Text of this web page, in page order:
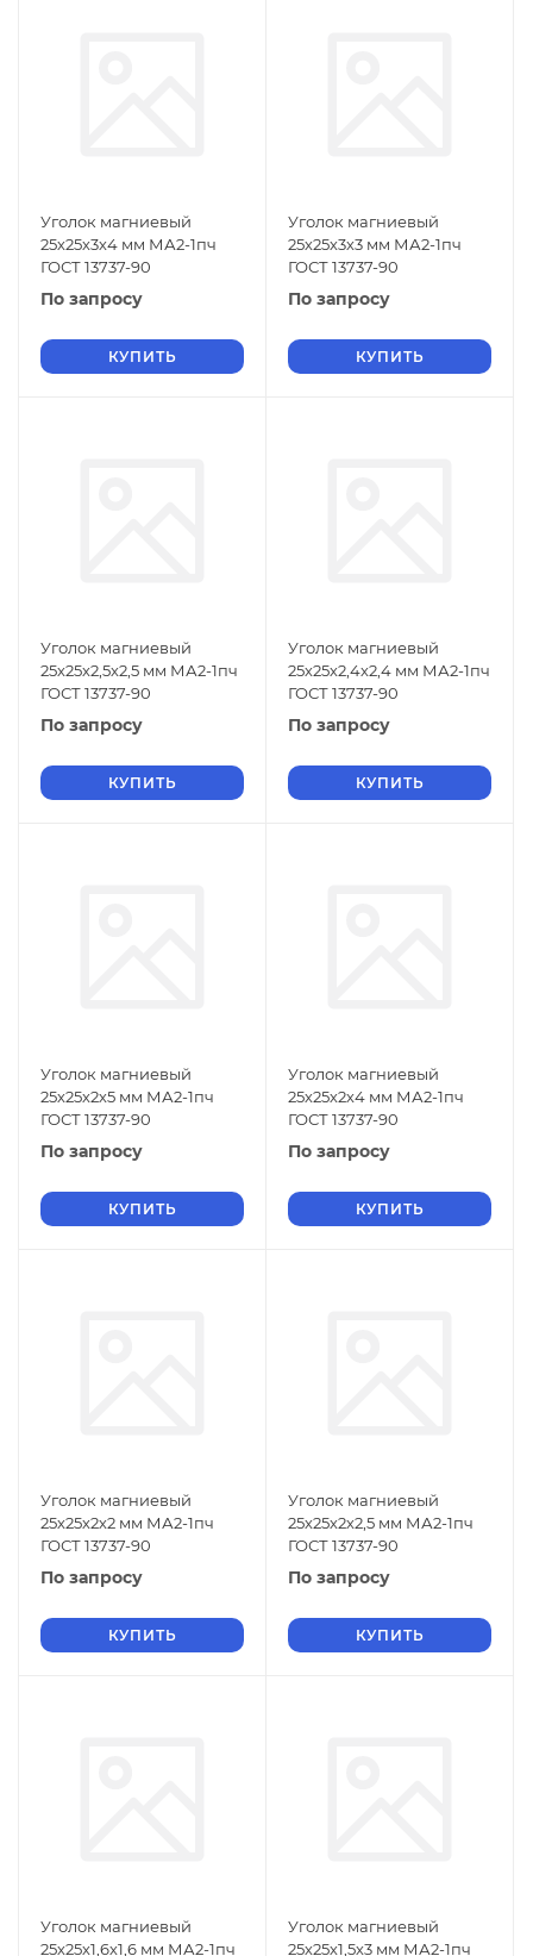
Уголок магниевый
25х25х3х4 мм МА2-1пч
ГОСТ 13737-90
По запросу
КУПИТЬ
Уголок магниевый
25х25х3х3 мм МА2-1пч
ГОСТ 13737-90
По запросу
КУПИТЬ
Уголок магниевый
25х25х2,5х2,5 мм МА2-1пч
ГОСТ 13737-90
По запросу
КУПИТЬ
Уголок магниевый
25х25х2,4х2,4 мм МА2-1пч
ГОСТ 13737-90
По запросу
КУПИТЬ
Уголок магниевый
25х25х2х5 мм МА2-1пч
ГОСТ 13737-90
По запросу
КУПИТЬ
Уголок магниевый
25х25х2х4 мм МА2-1пч
ГОСТ 13737-90
По запросу
КУПИТЬ
Уголок магниевый
25х25х2х2 мм МА2-1пч
ГОСТ 13737-90
По запросу
КУПИТЬ
Уголок магниевый
25х25х2х2,5 мм МА2-1пч
ГОСТ 13737-90
По запросу
КУПИТЬ
Уголок магниевый
25х25х1,6х1,6 мм МА2-1пч
Уголок магниевый
25х25х1,5х3 мм МА2-1пч